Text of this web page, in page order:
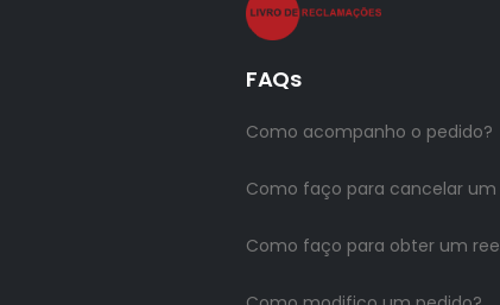
FAQs
Como acompanho o pedido?
Como faço para cancelar um
Como faço para obter um